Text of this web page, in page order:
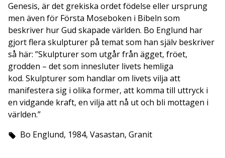
Genesis, är det grekiska ordet födelse eller ursprung
men även för Första Moseboken i Bibeln som
beskriver hur Gud skapade världen. Bo Englund har
gjort flera skulpturer på temat som han själv beskriver
så här: ”Skulpturer som utgår från ägget, fröet,
grodden – det som innesluter livets hemliga
kod. Skulpturer som handlar om livets vilja att
manifestera sig i olika former, att komma till uttryck i
en vidgande kraft, en vilja att nå ut och bli mottagen i
världen.”
Bo Englund, 1984, Vasastan, Granit